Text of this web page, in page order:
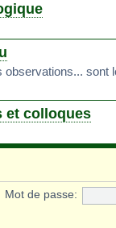
observations... sont
et colloques
Mot de passe: